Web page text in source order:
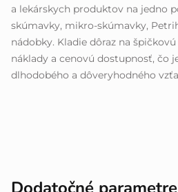
a lekárskych produktov na jedno
skúmavky, mikro-skúmavky,
nádobky. Kladie dôraz na
náklady a cenovú dostupnosť, čo
dlhodobého a dôveryhodného